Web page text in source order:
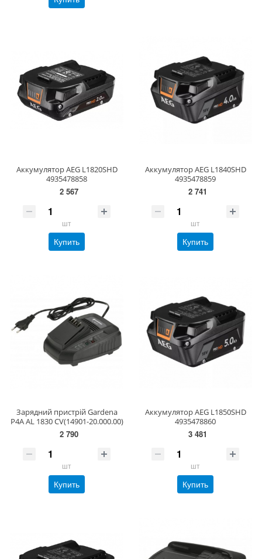
Аккумулятор AEG L1820SHD
4935478858
2 567
шт
Купить
Аккумулятор AEG L1840SHD
4935478859
2 741
шт
Купить
Зарядний пристрій Gardena
P4A AL 1830 CV(14901-20.000.00)
2 790
шт
Купить
Аккумулятор AEG L1850SHD
4935478860
3 481
шт
Купить